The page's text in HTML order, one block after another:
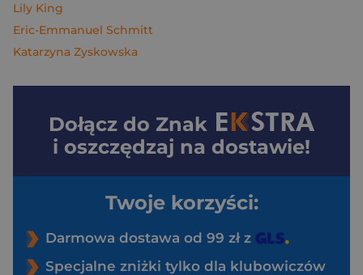
Lily King
Eric-Emmanuel Schmitt
Katarzyna Zyskowska
Dołącz do Znak
i oszczędzaj na dostawie!
Twoje korzyści:
Darmowa dostawa od 99 zł z
Specjalne zniżki tylko dla klubowiczów